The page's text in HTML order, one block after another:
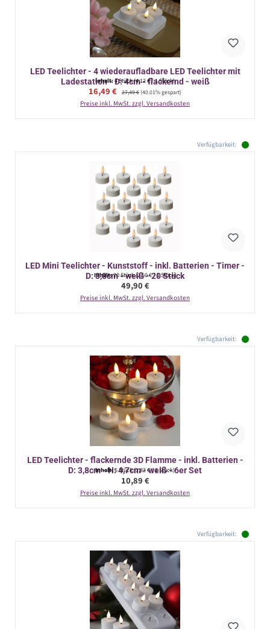
LED Teelichter - 4 wiederaufladbare LED Teelichter mit
Ladestation - D: 4cm - flackernd - weiß
Inhalt:4 Stück(4,12 € / 1 Stück)
Verkaufspreis:
16,49 € Regulärer Preis:
27,49 €(40.01% gespart)
Preise inkl. MwSt. zzgl. Versandkosten
Verfügbarkeit:
LED Mini Teelichter - Kunststoff - inkl. Batterien - Timer -
D: 3,8cm - weiß - 20 Stück
Inhalt:20 Stück(2,50 € / 1 Stück)
Regulärer Preis:
49,90 €
Preise inkl. MwSt. zzgl. Versandkosten
Verfügbarkeit:
LED Teelichter - flackernde 3D Flamme - inkl. Batterien -
D: 3,8cm - H: 4,7cm - weiß - 6er Set
Inhalt:6 Stück(1,82 € / 1 Stück)
Regulärer Preis:
10,89 €
Preise inkl. MwSt. zzgl. Versandkosten
Verfügbarkeit: